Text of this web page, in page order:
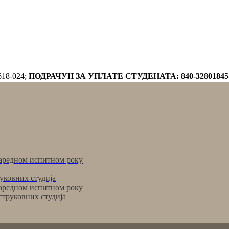
024; ПОДРАЧУН ЗА УПЛАТЕ СТУДЕНАТА: 840-
испитном року
студија
студија
испитном року